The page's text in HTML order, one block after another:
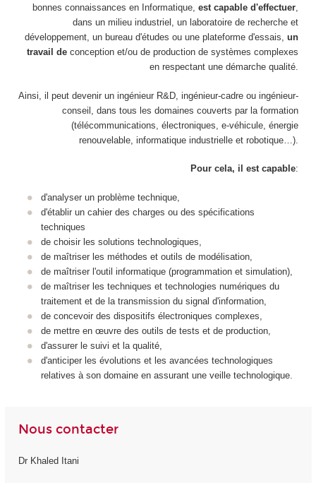
bonnes connaissances en Informatique, est capable d'effectuer,
dans un milieu industriel, un laboratoire de recherche et
développement, un bureau d'études ou une plateforme d'essais, un
travail deconception et/ou de production de systèmes complexes
en respectant une démarche qualité.
Ainsi, il peut devenir un ingénieur R&D, ingénieur-cadre ou ingénieur-
conseil, dans tous les domaines couverts par la formation
(télécommunications, électroniques, e-véhicule, énergie
renouvelable, informatique industrielle et robotique…).
Pour cela, il est capable:
d'analyser un problème technique,
d'établir un cahier des charges ou des spécifications
techniques
de choisir les solutions technologiques,
de maîtriser les méthodes et outils de modélisation,
de maîtriser l'outil informatique (programmation et simulation),
de maîtriser les techniques et technologies numériques du
traitement et de la transmission du signal d'information,
de concevoir des dispositifs électroniques complexes,
de mettre en œuvre des outils de tests et de production,
d'assurer le suivi et la qualité,
d'anticiper les évolutions et les avancées technologiques
relatives à son domaine en assurant une veille technologique.
Nous contacter
Dr Khaled Itani